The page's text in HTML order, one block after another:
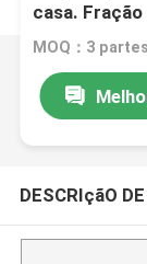
casa. Fração
MOQ：3 partes
DESCRIçãO